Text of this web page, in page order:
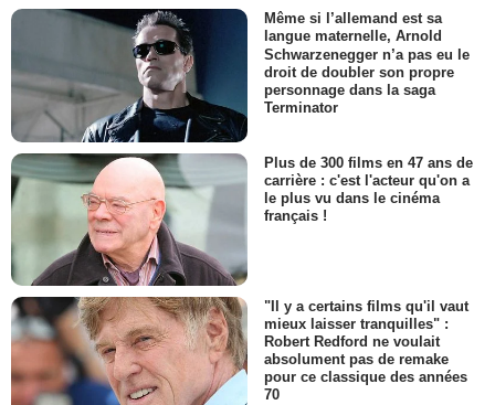
Même si l’allemand est sa
langue maternelle, Arnold
Schwarzenegger n’a pas eu le
droit de doubler son propre
personnage dans la saga
Terminator
Plus de 300 films en 47 ans de
carrière : c'est l'acteur qu'on a
le plus vu dans le cinéma
français !
"Il y a certains films qu'il vaut
mieux laisser tranquilles" :
Robert Redford ne voulait
absolument pas de remake
pour ce classique des années
70